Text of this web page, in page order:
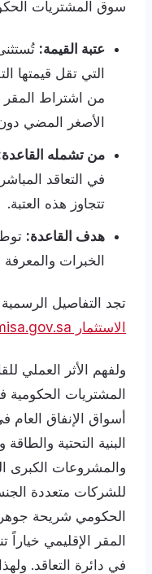
سوق المشتريات
عتبة القيمة:
التي تقل قيمتها
من اشتراط المقر
الأصغر المضي
من تشمله
في التعاقد
تتجاوز هذه العتبة.
هدف القاعدة:
الخبرات
تجد التفاصيل الرسمية
الاستثمار misa.gov.sa
ولفهم الأثر العملي
المشتريات الحكومية
أسواق الإنفاق
البنية التحتية
للشركات متعددة
الحكومي شريحة
المقر الإقليمي
في دائرة التعاقد.